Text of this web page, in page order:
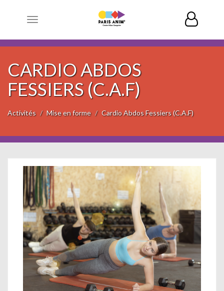
Toggle
CARDIO ABDOS
FESSIERS (C.A.F)
Activités Mise en forme Cardio Abdos Fessiers (C.A.F)